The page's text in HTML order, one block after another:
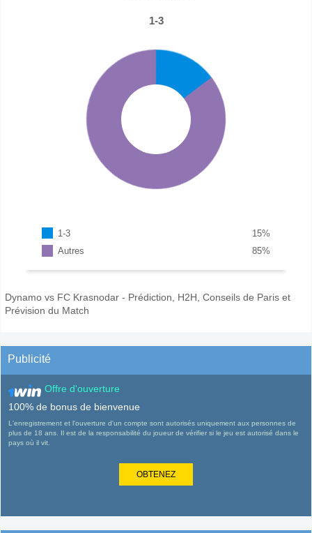
1-3
1-3 %
15
Autres
%
85
Dynamo vs FC Krasnodar - Prédiction, H2H, Conseils de Paris et
Prévision du Match
Publicité
Offre d'ouverture
100% de bonus de bienvenue
L'enregistrement et l'ouverture d'un compte sont autorisés uniquement aux personnes de
plus de 18 ans. Il est de la responsabilité du joueur de vérifier si le jeu est autorisé dans le
pays où il vit.
OBTENEZ